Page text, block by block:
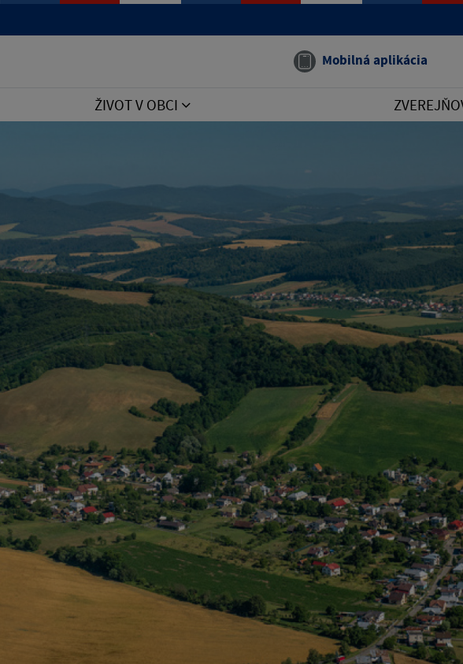
Mobilná aplikácia
ŽIVOT V OBCI